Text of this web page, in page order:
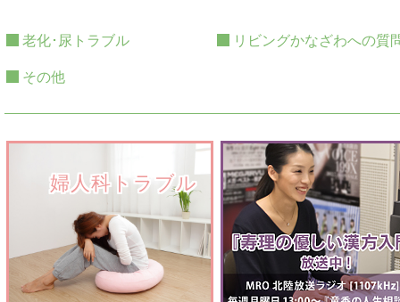
老化･尿トラブル リビングかなざわへの質
その他
婦人科トラブル